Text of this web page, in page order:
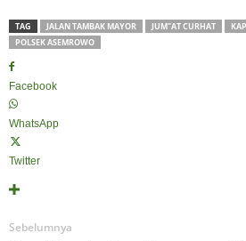
TAG JALAN TAMBAK MAYOR JUM"AT CURHAT
POLSEK ASEMROWO
Facebook
WhatsApp
Twitter
Sebelumnya